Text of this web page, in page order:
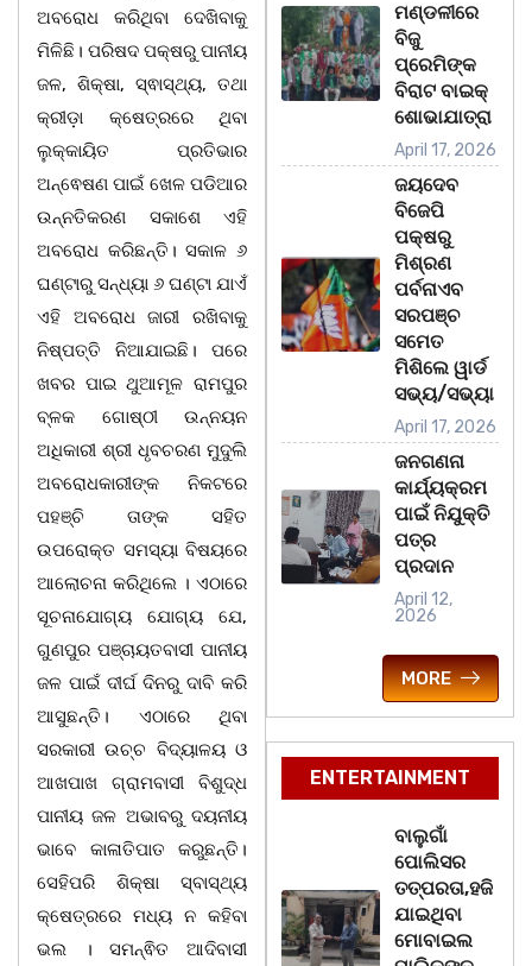
ଅବରୋଧ କରିଥିବା ଦେଖିବାକୁ
ମିଳିଛି। ପରିଷଦ ପକ୍ଷରୁ ପାନୀୟ
ଜଳ, ଶିକ୍ଷା, ସ୍ଵାସ୍ଥ୍ୟ, ତଥା
କ୍ରୀଡ଼ା କ୍ଷେତ୍ରରେ ଥିବା
ଲୁକ୍କାୟିତ ପ୍ରତିଭାର
ଅନ୍ଵେଷଣ ପାଇଁ ଖେଳ ପଡିଆର
ଉନ୍ନତିକରଣ ସକାଶେ ଏହି
ଅବରୋଧ କରିଛନ୍ତି। ସକାଳ ୬
ଘଣ୍ଟାରୁ ସନ୍ଧ୍ୟା ୬ ଘଣ୍ଟା ଯାଏଁ
ଏହି ଅବରୋଧ ଜାରୀ ରଖିବାକୁ
ନିଷ୍ପତ୍ତି ନିଆଯାଇଛି। ପରେ
ଖବର ପାଇ ଥୁଆମୂଳ ରାମପୁର
ବ୍ଳକ ଗୋଷ୍ଠୀ ଉନ୍ନୟନ
ଅଧିକାରୀ ଶ୍ରୀ ଧୃବଚରଣ ମୁଦୁଲି
ଅବରୋଧକାରୀଙ୍କ ନିକଟରେ
ପହଞ୍ଚି ତାଙ୍କ ସହିତ
ଉପରୋକ୍ତ ସମସ୍ୟା ବିଷୟରେ
ଆଲୋଚନା କରିଥିଲେ । ଏଠାରେ
ସୂଚନାଯୋଗ୍ୟ ଯୋଗ୍ୟ ଯେ,
ଗୁଣପୁର ପଞ୍ଚାୟତବାସୀ ପାନୀୟ
ଜଳ ପାଇଁ ଦୀର୍ଘ ଦିନରୁ ଦାବି କରି
ଆସୁଛନ୍ତି। ଏଠାରେ ଥିବା
ସରକାରୀ ଉଚ୍ଚ ବିଦ୍ୟାଳୟ ଓ
ଆଖପାଖ ଗ୍ରାମବାସୀ ବିଶୁଦ୍ଧ
ପାନୀୟ ଜଳ ଅଭାବରୁ ଦୟନୀୟ
ଭାବେ କାଳାତିପାତ କରୁଛନ୍ତି।
ସେହିପରି ଶିକ୍ଷା ସ୍ବାସ୍ଥ୍ୟ
କ୍ଷେତ୍ରରେ ମଧ୍ୟ ନ କହିବା
ଭଲ । ସମନ୍ଵିତ ଆଦିବାସୀ
ମଣ୍ଡଳୀରେ
ବିଜୁ
ପ୍ରେମିଙ୍କ
ବିରାଟ ବାଇକ୍
ଶୋଭାଯାତ୍ରା
April 17, 2026
ଜୟଦେବ
ବିଜେପି
ପକ୍ଷରୁ
ମିଶ୍ରଣ
ପର୍ବନାଏବ
ସରପଞ୍ଚ
ସମେତ
ମିଶିଲେ ୱାର୍ଡ
ସଭ୍ୟ/ସଭ୍ୟା
April 17, 2026
ଜନଗଣନା
କାର୍ଯ୍ୟକ୍ରମ
ପାଇଁ ନିଯୁକ୍ତି
ପତ୍ର
ପ୍ରଦାନ
April 12,
2026
MORE
ENTERTAINMENT
ବାଲୁଗାଁ
ପୋଲିସର
ତତ୍‌ପରତା,ହଜି
ଯାଇଥିବା
ମୋବାଇଲ